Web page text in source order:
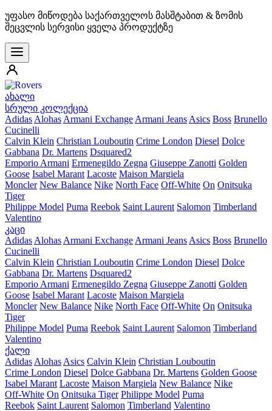
უფასო მიწოდება საქართველოს მასშტაბით & ზომის
შეცვლის სერვისი ყველა პროდუქტზე
ახალი
სრული კოლექცია
Adidas Alohas Armani Exchange Armani Jeans Asics Boss Brunello
Cucinelli
Calvin Klein Christian Louboutin Crime London Diesel Dolce
Gabbana Dr. Martens Dsquared2
Emporio Armani Ermenegildo Zegna Giuseppe Zanotti Golden
Goose Isabel Marant Lacoste Maison Margiela
Moncler New Balance Nike North Face Off-White On Onitsuka
Tiger
Philippe Model Puma Reebok Saint Laurent Salomon Timberland
Valentino
კაცი
Adidas Alohas Armani Exchange Armani Jeans Asics Boss Brunello
Cucinelli
Calvin Klein Christian Louboutin Crime London Diesel Dolce
Gabbana Dr. Martens Dsquared2
Emporio Armani Ermenegildo Zegna Giuseppe Zanotti Golden
Goose Isabel Marant Lacoste Maison Margiela
Moncler New Balance Nike North Face Off-White On Onitsuka
Tiger
Philippe Model Puma Reebok Saint Laurent Salomon Timberland
Valentino
ქალი
Adidas Alohas Asics Calvin Klein Christian Louboutin
Crime London Diesel Dolce Gabbana Dr. Martens Golden Goose
Isabel Marant Lacoste Maison Margiela New Balance Nike
Off-White On Onitsuka Tiger Philippe Model Puma
Reebok Saint Laurent Salomon Timberland Valentino